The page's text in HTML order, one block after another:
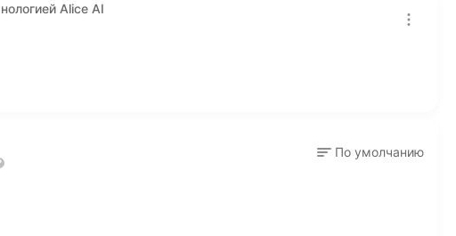
Alice AI
По умолчанию